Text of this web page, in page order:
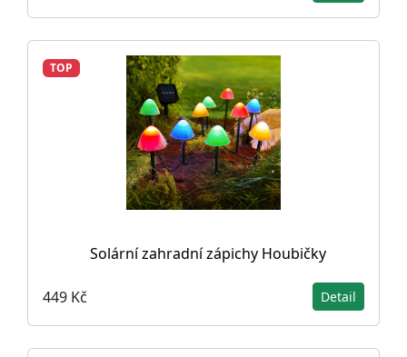
TOP
Solární zahradní zápichy Houbičky
449 Kč Detail